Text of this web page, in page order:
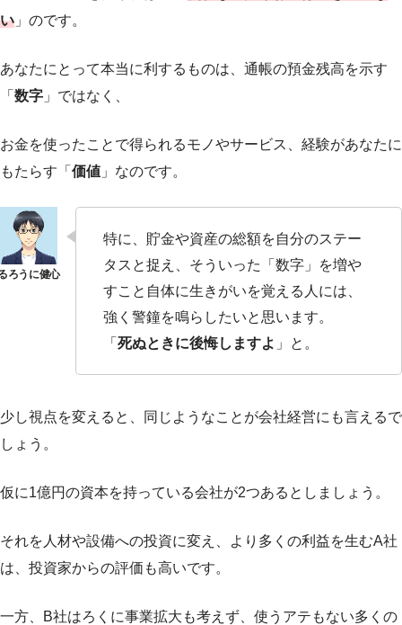
い 」のです。
あなたにとって本当に利するものは、通帳の預金残高を示す
「 数字 」ではなく、
お金を使ったことで得られるモノやサービス、経験があなたに
もたらす「 価値 」なのです。
特に、貯金や資産の総額を自分のステー
タスと捉え、そういった「数字」を増や
すこと自体に生きがいを覚える人には、
強く警鐘を鳴らしたいと思います。
「 死ぬときに後悔しますよ 」と。
少し視点を変えると、同じようなことが会社経営にも言えるで
しょう。
仮に1億円の資本を持っている会社が2つあるとしましょう。
それを人材や設備への投資に変え、より多くの利益を生むA社
は、投資家からの評価も高いです。
一方、B社はろくに事業拡大も考えず、使うアテもない多くの